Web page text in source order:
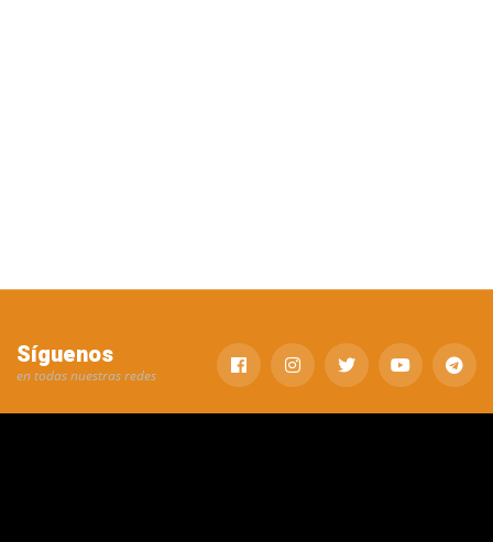
Síguenos
en todas nuestras redes